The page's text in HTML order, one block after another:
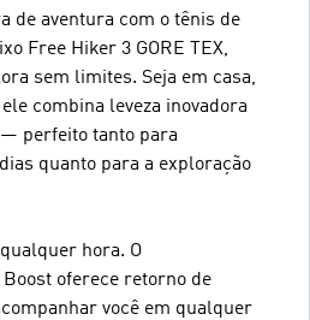
de aventura com o tênis de
Free Hiker 3 GORE TEX,
sem limites. Seja em casa,
combina leveza inovadora
perfeito tanto para
quanto para a exploração
hora. O
oferece retorno de
você em qualquer